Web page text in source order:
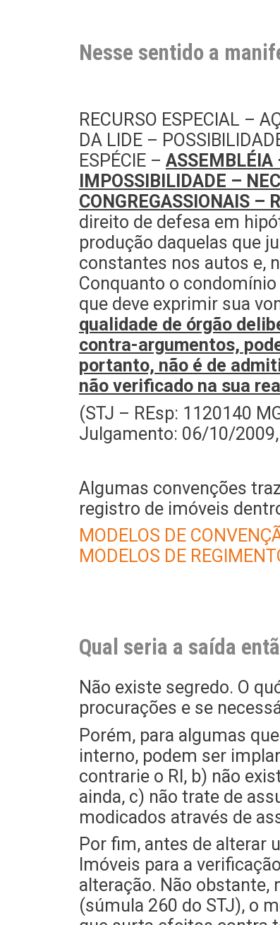
Nesse sentido a
RECURSO ESPECIAL –
DA LIDE –
ESPÉCIE – ASSEMBLÉIA
IMPOSSIBILIDADE –
CONGREGASSIONAIS –
direito de defesa em
produção daquelas que
constantes nos autos e,
Conquanto o
que deve exprimir sua
qualidade de órgão
contra-argumentos,
portanto, não é de
não verificado na sua
(STJ – REsp: 1120140
Julgamento: 06/10/2009,
Algumas convenções
registro de imóveis
MODELOS DE
MODELOS DE
Qual seria a saída
Não existe segredo. O
procurações e se
Porém, para algumas
interno, podem ser
contrarie o RI, b) não
ainda, c) não trate de
modicados através de
Por fim, antes de alterar
Imóveis para a
alteração. Não obstante,
(súmula 260 do STJ), o